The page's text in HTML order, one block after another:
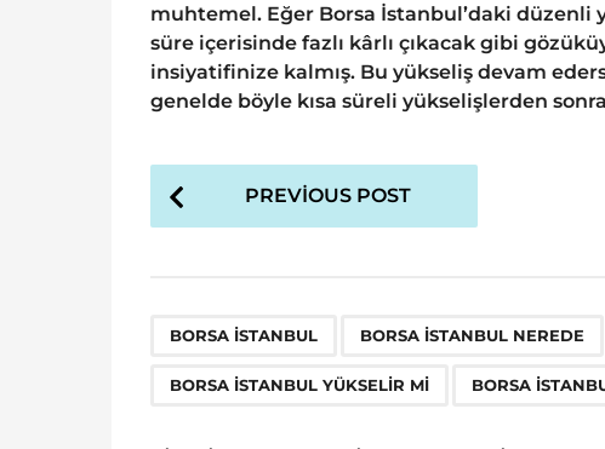
muhtemel. Eğer Borsa İstanbul’daki düzenli
süre içerisinde fazlı kârlı çıkacak gibi
insiyatifinize kalmış. Bu yükseliş devam
genelde böyle kısa süreli yükselişlerden
P
o
P
PREVIOUS POST
BORSA ISTANBUL BORSA İSTANBUL NEREDE
BORSA İSTANBUL YÜKSELIR MI BORSA